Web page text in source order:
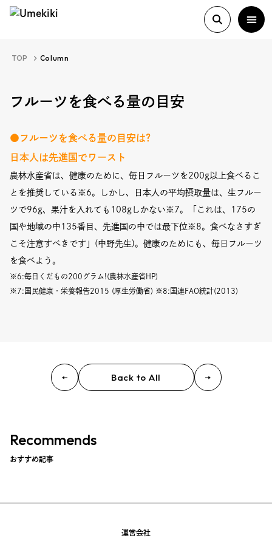
About
History
Food Study
Column
Paper
Event
TOP Column
フルーツを食べる量の目安
●フルーツを食べる量の目安は?
日本人は先進国でワースト
農林水産省は、健康のために、毎日フルーツを200g以上食べるこ
とを推奨している※6。しかし、日本人の平均摂取量は、生フルー
ツで96g、果汁を入れても108gしかない※7。「これは、175の
国や地域の中135番目、先進国の中では最下位※8。食べなさすぎ
こそ注意すべきです」(中野先生)。健康のためにも、毎日フルーツ
を食べよう。
※6:毎日くだもの200グラム!(農林水産省HP)
※7:国民健康・栄養報告2015 (厚生労働省) ※8:国連FAO統計(2013)
Back to All
Recommends
おすすめ記事
運営会社